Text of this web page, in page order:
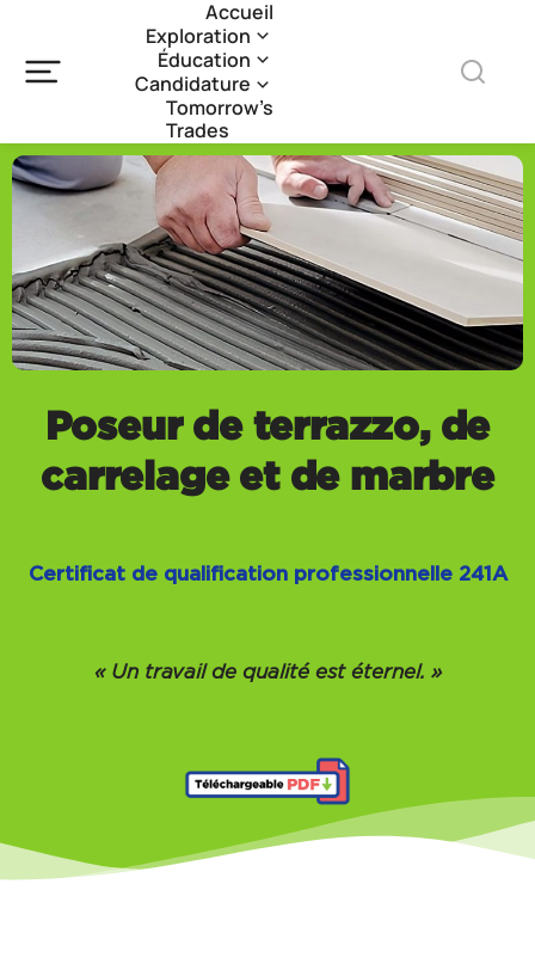
Accueil
Exploration
Éducation
Candidature
Tomorrow’s
Trades
Poseur de terrazzo, de
carrelage et de marbre
Certificat de qualification professionnelle 241A
« Un travail de qualité est éternel. »